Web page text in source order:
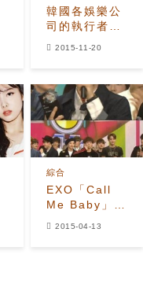
韓國各娛樂公
司的執行者介
2015-11-20
EXO「Call
Me Baby」獲
SBS「人氣歌
綜合
2015-04-13